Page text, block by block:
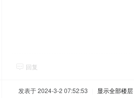
回复
发表于 2024-3-2 07:52:53 显示全部楼层